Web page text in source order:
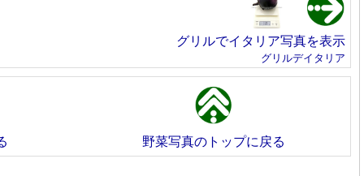
グリルでイタリア写真を表示
グリルデイタリア
野菜写真のトップに戻る